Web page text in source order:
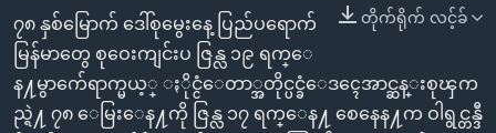
စာမျက်နှာ
သို့
ကျော်
ကြည့်
ဗွီအိုအေ လူမှုကွန်ယက်များ
တိုက်ရိုက် လင့်ခ်
၇၈ နှစ်မြောက် ဒေါ်စုမွေးနေ့ ပြည်ပရောက်
မြန်မာတွေ စုဝေးကျင်းပ ဇြန္လ ၁၉ ရက္ေ
န႔မွာက်ေရာက္မယ့္ ႏိုင္ငံေတာ္အတိုင္ပင္ခံေဒၚေအာင္ဆန္းစုၾက
ည္ရဲ႔ ၇၈ ေမြးေန႔ကို ဇြန္လ ၁၇ ရက္ေန႔ စေနေန႔က ဝါရွင္တန္ဒီ